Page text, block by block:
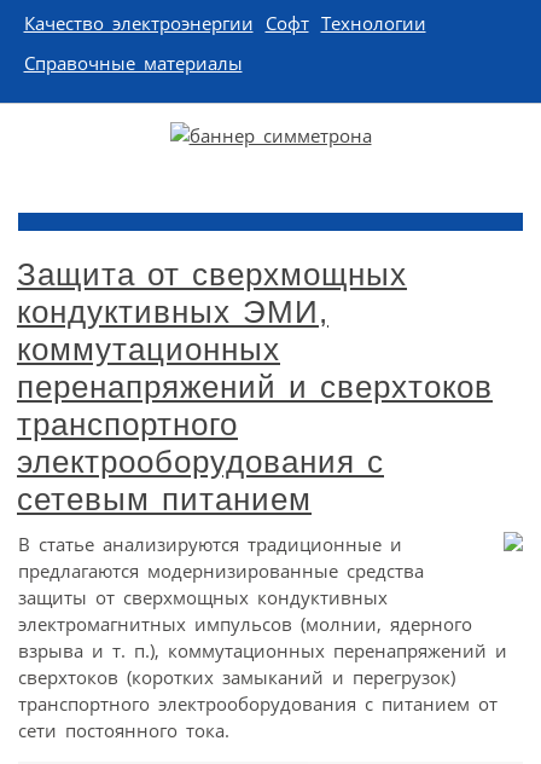
Качество электроэнергии Софт Технологии
Справочные материалы
Защита от сверхмощных
кондуктивных ЭМИ,
коммутационных
перенапряжений и сверхтоков
транспортного
электрооборудования с
сетевым питанием
В статье анализируются традиционные и
предлагаются модернизированные средства
защиты от сверхмощных кондуктивных
электромагнитных импульсов (молнии, ядерного
взрыва и т. п.), коммутационных перенапряжений и
сверхтоков (коротких замыканий и перегрузок)
транспортного электрооборудования с питанием от
сети постоянного тока.